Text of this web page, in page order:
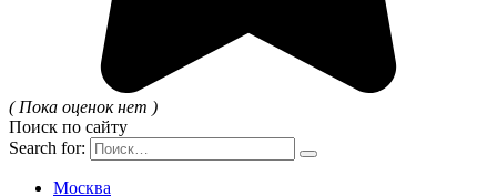
( Пока оценок нет )
Поиск по сайту
Search for:
Москва